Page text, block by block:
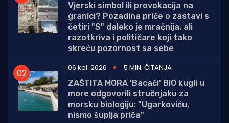
Vjerski simbol ili provokacija na
granici? Pozadina priče o zastavi s
četiri "S" daleko je mračnija, ali
razotkriva i političare koji tako
skreću pozornost sa sebe
06 kol. 2026
5 MIN. ČITANJA
ZAŠTITA MORA 'Bacači' BIO kugli u
more odgovorili stručnjaku za
morsku biologiju: "Ugarkoviću,
nismo šuplja priča"